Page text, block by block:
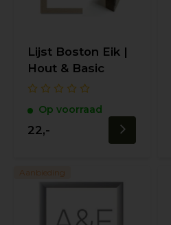
Lijst Boston Eik |
Hout & Basic
Op voorraad
22,-
Aanbieding